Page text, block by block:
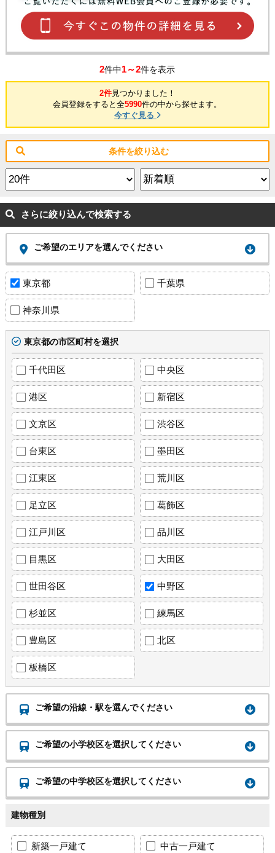
2件中1～2件を表示
2件見つかりました！
会員登録をすると全5990件の中から探せます。
今すぐ見る
条件を絞り込む
さらに絞り込んで検索する
ご希望のエリアを選んでください
東京都 千葉県
神奈川県
東京都の市区町村を選択
千代田区 中央区
港区 新宿区
文京区 渋谷区
台東区 墨田区
江東区 荒川区
足立区 葛飾区
江戸川区 品川区
目黒区 大田区
世田谷区 中野区
杉並区 練馬区
豊島区 北区
板橋区
ご希望の沿線・駅を選んでください
ご希望の小学校区を選択してください
ご希望の中学校区を選択してください
建物種別
新築一戸建て 中古一戸建て